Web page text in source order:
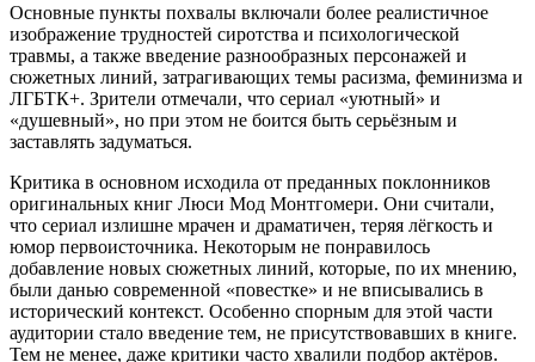
Основные пункты похвалы включали более реалистичное
изображение трудностей сиротства и психологической
травмы, а также введение разнообразных персонажей и
сюжетных линий, затрагивающих темы расизма, феминизма и
ЛГБТК+. Зрители отмечали, что сериал «уютный» и
«душевный», но при этом не боится быть серьёзным и
заставлять задуматься.
Критика в основном исходила от преданных поклонников
оригинальных книг Люси Мод Монтгомери. Они считали,
что сериал излишне мрачен и драматичен, теряя лёгкость и
юмор первоисточника. Некоторым не понравилось
добавление новых сюжетных линий, которые, по их мнению,
были данью современной «повестке» и не вписывались в
исторический контекст. Особенно спорным для этой части
аудитории стало введение тем, не присутствовавших в книге.
Тем не менее, даже критики часто хвалили подбор актёров.